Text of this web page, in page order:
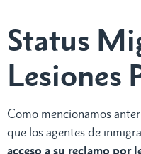
Status
Lesiones
Como mencionamos
que los agentes de
acceso a su reclamo por